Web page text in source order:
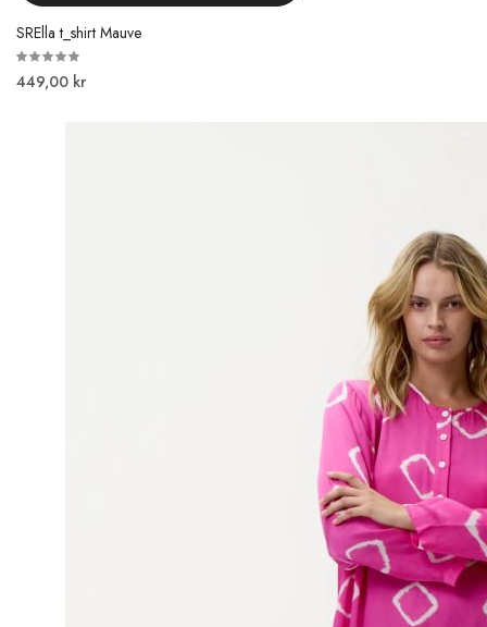
SRElla t_shirt Mauve
449,00 kr